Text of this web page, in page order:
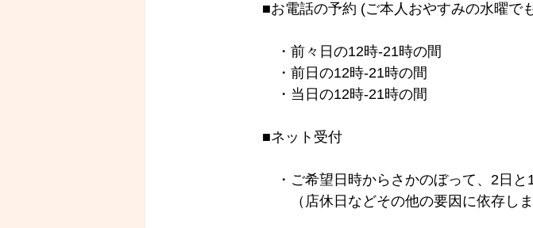
■お電話の予約 (ご本人おやすみの水曜で
・前々日の12時-21時の間
・前日の12時-21時の間
・当日の12時-21時の間
■ネット受付
・ご希望日時からさかのぼって、2日と
（店休日などその他の要因に依存しま